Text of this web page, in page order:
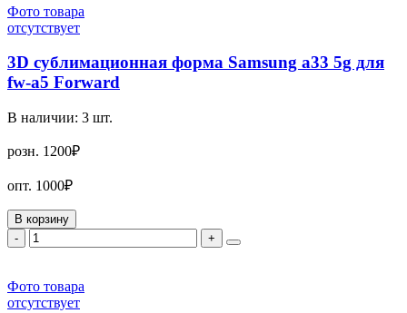
Фото товара
отсутствует
3D сублимационная форма Samsung a33 5g для
fw-a5 Forward
В наличии: 3 шт.
розн. 1200₽
опт. 1000₽
В корзину
-
+
Фото товара
отсутствует